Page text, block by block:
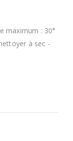
maximum : 30°
à sec -